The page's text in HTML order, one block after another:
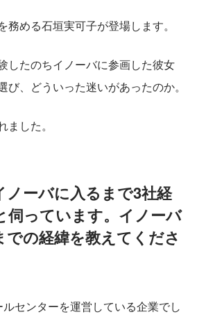
務める石垣実可子が登場します。
したのちイノーバに参画した彼女
び、どういった迷いがあったのか。
した。
ノーバに入るまで3社経
伺っています。イノーバ
での経緯を教えてくださ
センターを運営している企業でし